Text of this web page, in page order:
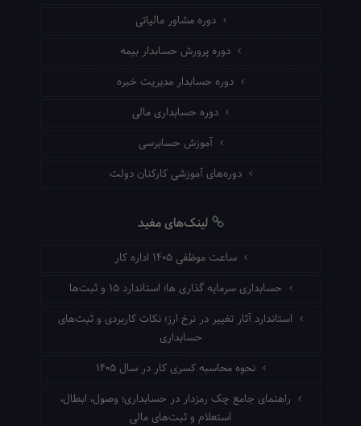
دوره مشاور مالیاتی
دوره پرورش حسابدار بیمه
دوره حسابدار مدیریت خبره
دوره حسابداری مالی
آموزش حسابرسی
دوره‌های آموزشی کارکنان دولت
لینک‌های مفید
ساعت موظفی ۱۴۰۵ اداره کار
حسابداری سرمایه گذاری ها؛ استاندارد ۱۵ و ثبت‌ها
استاندارد آثار تغییر در نرخ ارز؛ نکات کاربردی و ثبت‌های
حسابداری
نحوه محاسبه کسری کار در سال ۱۴۰۵
راهنمای جامع چک رمزدار در حسابداری؛ وصول، ابطال،
استعلام و ثبت‌های مالی